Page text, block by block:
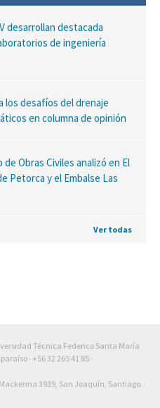
desarrollan destacada
de ingeniería
los desafíos del drenaje
en columna de opinión
Obras Civiles analizó en El
Petorca y el Embalse Las
Ver todas
Técnica Federico Santa María
· +56 32 265 41 85 ·
3939, San Joaquín, Santiago. ·